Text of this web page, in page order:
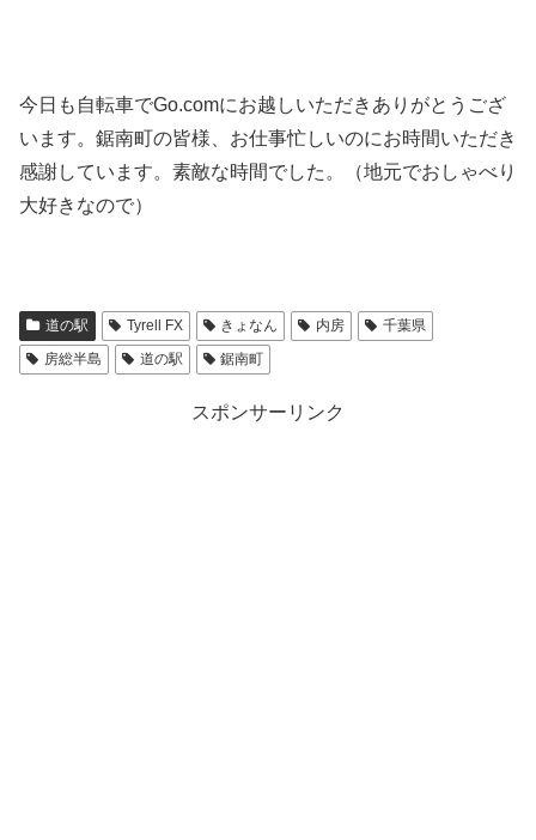
今日も自転車でGo.comにお越しいただきありがとうござ
います。鋸南町の皆様、お仕事忙しいのにお時間いただき
感謝しています。素敵な時間でした。（地元でおしゃべり
大好きなので）
道の駅 Tyrell FX きょなん 内房
千葉県
房総半島
道の駅 鋸南町
スポンサーリンク